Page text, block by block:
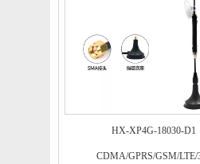
HX-XP4G-18030-D1
CDMA/GPRS/GSM/LTE/